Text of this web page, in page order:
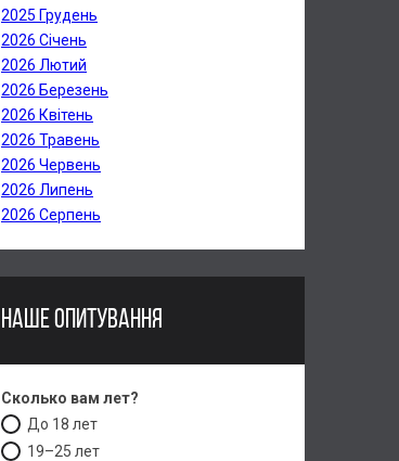
2025 Грудень
2026 Січень
2026 Лютий
2026 Березень
2026 Квітень
2026 Травень
2026 Червень
2026 Липень
2026 Серпень
НАШЕ ОПИТУВАННЯ
Сколько вам лет?
До 18 лет
19–25 лет